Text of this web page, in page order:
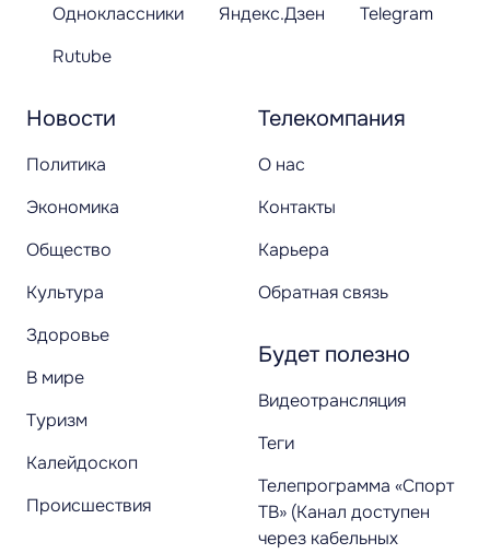
Новости
Политика
Экономика
Общество
Культура
Здоровье
В мире
Туризм
Калейдоскоп
Происшествия
Телекомпания
О нас
Контакты
Карьера
Обратная связь
Будет полезно
Видеотрансляция
Теги
Телепрограмма «Спорт
ТВ» (Канал доступен
через кабельных
Одноклассники
Яндекс.Дзен
Telegram
Rutube